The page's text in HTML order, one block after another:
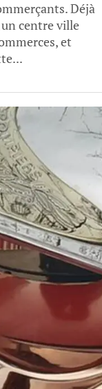
Déjà
centre ville
et